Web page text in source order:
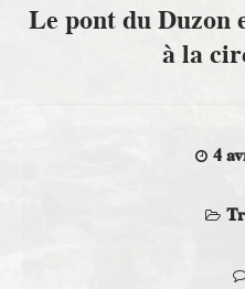
Le pont du Duzon
à la
4